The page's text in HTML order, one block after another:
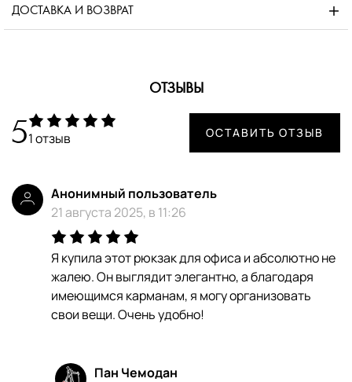
ДОСТАВКА И ВОЗВРАТ
ОТЗЫВЫ
51 отзыв ОСТАВИТЬ ОТЗЫВ
Анонимный пользователь
21 августа 2025, в 11:26
Я купила этот рюкзак для офиса и абсолютно не
жалею. Он выглядит элегантно, а благодаря
имеющимся карманам, я могу организовать
свои вещи. Очень удобно!
Пан Чемодан